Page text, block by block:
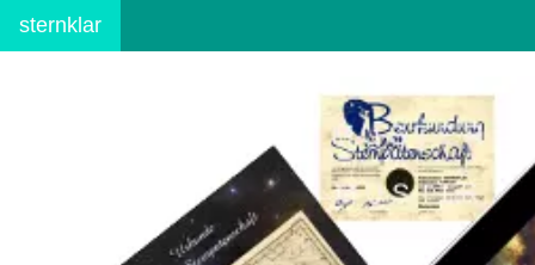
sternklar